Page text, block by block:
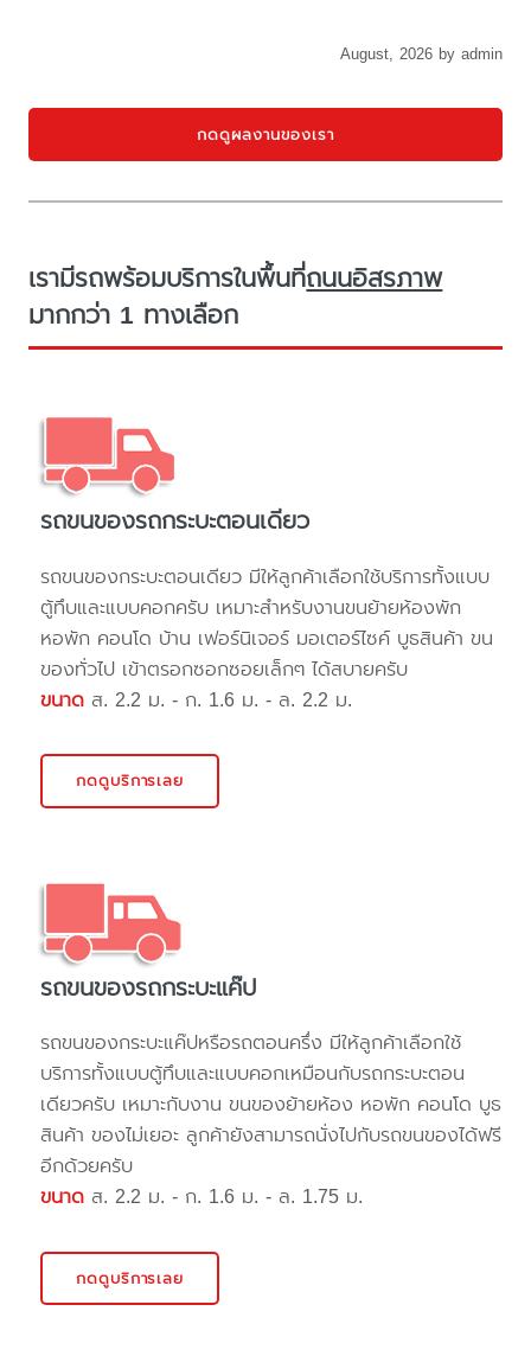
August, 2026 by admin
กดดูผลงานของเรา
เรามีรถพร้อมบริการในพื้นที่ถนนอิสรภาพ
มากกว่า 1 ทางเลือก
รถขนของรถกระบะตอนเดียว
รถขนของกระบะตอนเดียว มีให้ลูกค้าเลือกใช้บริการทั้งแบบ
ตู้ทึบและแบบคอกครับ เหมาะสำหรับงานขนย้ายห้องพัก
หอพัก คอนโด บ้าน เฟอร์นิเจอร์ มอเตอร์ไซค์ บูธสินค้า ขน
ของทั่วไป เข้าตรอกซอกซอยเล็กๆ ได้สบายครับ
ขนาด ส. 2.2 ม. - ก. 1.6 ม. - ล. 2.2 ม.
กดดูบริการเลย
รถขนของรถกระบะแค๊ป
รถขนของกระบะแค๊ปหรือรถตอนครึ่ง มีให้ลูกค้าเลือกใช้
บริการทั้งแบบตู้ทึบและแบบคอกเหมือนกับรถกระบะตอน
เดียวครับ เหมาะกับงาน ขนของย้ายห้อง หอพัก คอนโด บูธ
สินค้า ของไม่เยอะ ลูกค้ายังสามารถนั่งไปกับรถขนของได้ฟรี
อีกด้วยครับ
ขนาด ส. 2.2 ม. - ก. 1.6 ม. - ล. 1.75 ม.
กดดูบริการเลย